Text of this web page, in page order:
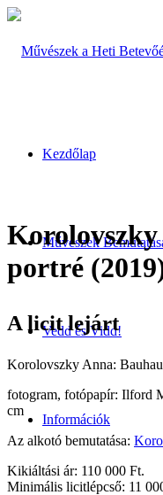
Kezdőlap
Művészek
Vedd és Vidd!
Információk
portré
A licit lejárt
Korolovszky Anna:
fotogram, fotópapír: Ilford
cm
Az alkotó bemutatása:
Kikiáltási ár: 110 000 Ft.
Minimális licitlépcső: 11